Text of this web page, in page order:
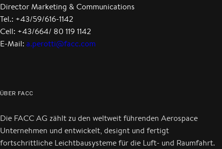
Director Marketing & Communications
Tel.: +43/59/616-1142
Cell: +43/664/ 80 119 1142
E-Mail: a.perotti@facc.com
ÜBER FACC
Die FACC AG zählt zu den weltweit führenden Aerospace
Unternehmen und entwickelt, designt und fertigt
fortschrittliche Leichtbausysteme für die Luft- und Raumfahrt.